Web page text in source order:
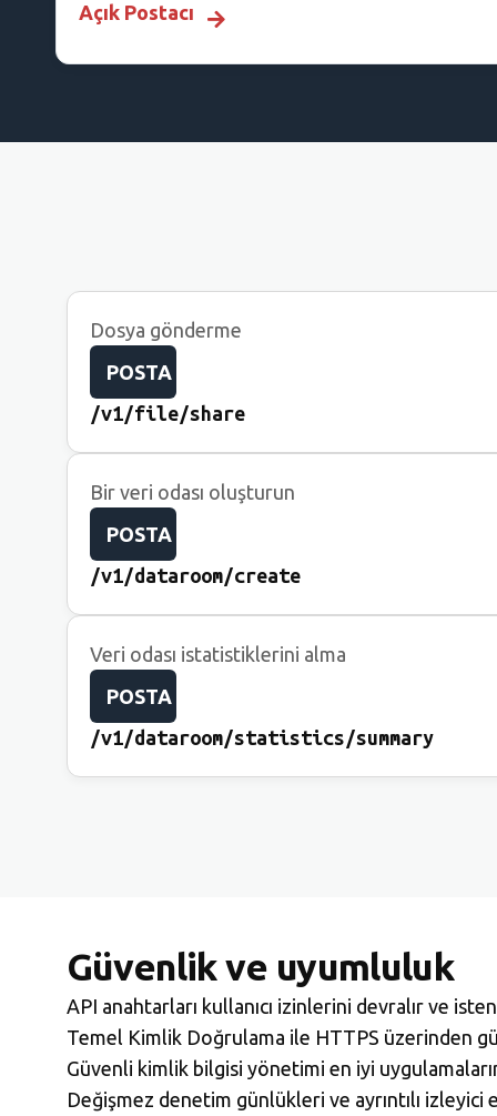
Açık Postacı
Dosya gönderme
POSTA
/v1/file/share
Bir veri odası oluşturun
POSTA
/v1/dataroom/create
Veri odası istatistiklerini alma
POSTA
/v1/dataroom/statistics/summary
Güvenlik ve uyumluluk
API anahtarları kullanıcı izinlerini devralır ve
Temel Kimlik Doğrulama ile HTTPS üzerinden
Güvenli kimlik bilgisi yönetimi en iyi
Değişmez denetim günlükleri ve ayrıntılı izleyici